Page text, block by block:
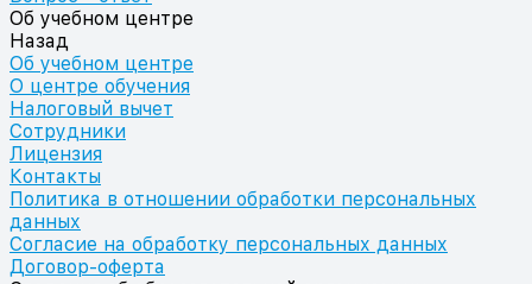
Об учебном центре
Назад
Об учебном центре
О центре обучения
Налоговый вычет
Сотрудники
Лицензия
Контакты
Политика в отношении обработки персональных
данных
Согласие на обработку персональных данных
Договор-оферта